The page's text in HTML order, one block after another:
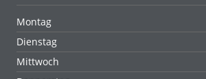
Montag
Dienstag
Mittwoch